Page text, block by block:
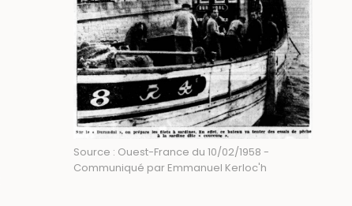
Source : Ouest-France du 10/02/1958 -
Communiqué par Emmanuel Kerloc'h